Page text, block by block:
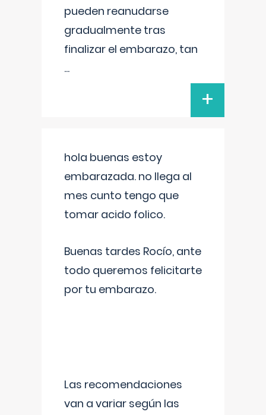
pueden reanudarse
gradualmente tras
finalizar el embarazo, tan
...
+
hola buenas estoy
embarazada. no llega al
mes cunto tengo que
tomar acido folico.
Buenas tardes Rocío, ante
todo queremos felicitarte
por tu embarazo.
Las recomendaciones
van a variar según las